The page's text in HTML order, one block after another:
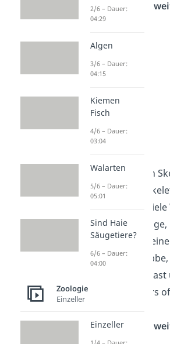
Artenzahl
Aussehen
: Kein
hartes
:
eine
Nahrung
Beispiele :
:
Welt, besonders
Artenzahl
2/6 – Dauer:
04:29
Algen
3/6 – Dauer:
04:15
Kiemen
Fisch
4/6 – Dauer:
03:04
Walarten
5/6 – Dauer:
05:01
Sind Haie
Säugetiere?
6/6 – Dauer:
04:00
Zoologie
Einzeller
Einzeller